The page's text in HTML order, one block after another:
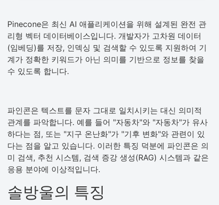
Pinecone은 최신 AI 애플리케이션을 위해 설계된 완전 관
리형 벡터 데이터베이스입니다. 개발자가 고차원 데이터
(임베딩)를 저장, 인덱싱 및 검색할 수 있도록 지원하여 기
계가 정확한 키워드가 아닌 의미를 기반으로 정보를 찾을
수 있도록 합니다.
파인콘은 텍스트를 문자 그대로 일치시키는 대신 의미적
관계를 파악합니다. 예를 들어 "자동차"와 "자동차"가 유사
하다는 점, 또는 "지구 온난화"가 "기후 변화"와 관련이 있
다는 점을 알고 있습니다. 이러한 특징 덕분에 파인콘은 의
미 검색, 추천 시스템, 검색 증강 생성(RAG) 시스템과 같은
응용 분야에 이상적입니다.
솔방울의 특징